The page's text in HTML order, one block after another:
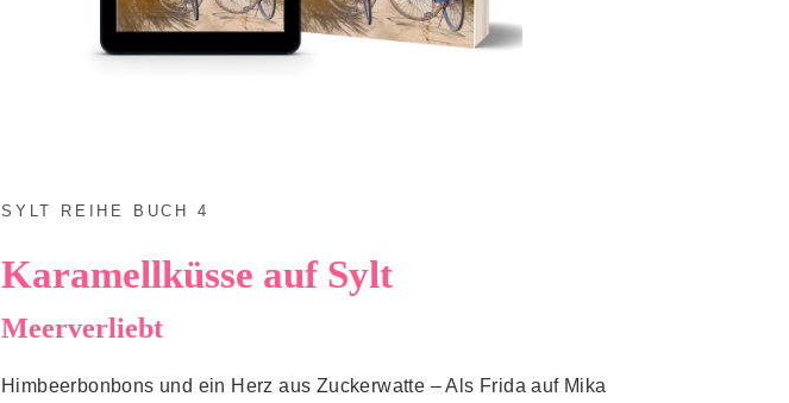
SYLT REIHE BUCH 4
Karamellküsse auf Sylt
Meerverliebt
Himbeerbonbons und ein Herz aus Zuckerwatte – Als Frida auf Mika